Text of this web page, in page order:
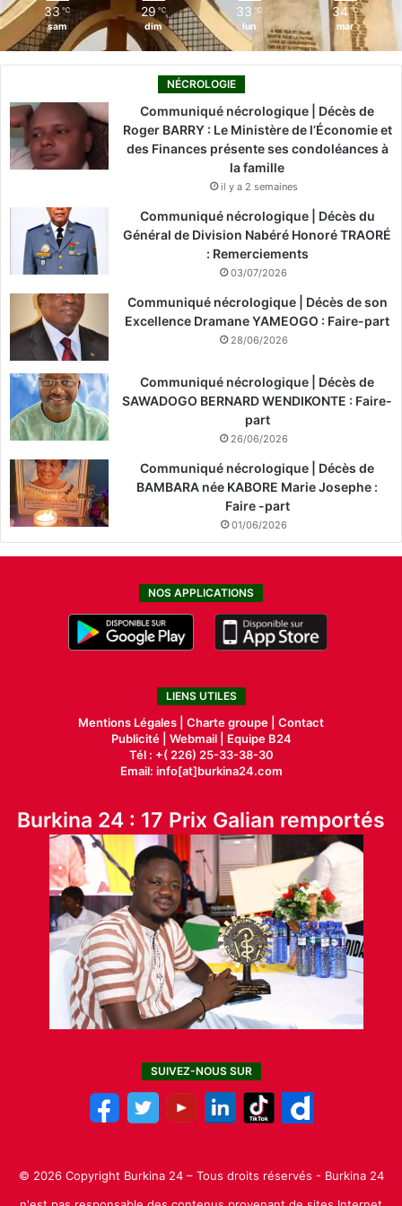
33 ℃
sam
29 ℃
dim
33 ℃
lun
34 ℃
mar
NÉCROLOGIE
Communiqué nécrologique | Décès de
Roger BARRY : Le Ministère de l’Économie et
des Finances présente ses condoléances à
la famille
il y a 2 semaines
Communiqué nécrologique | Décès du
Général de Division Nabéré Honoré TRAORÉ
: Remerciements
03/07/2026
Communiqué nécrologique | Décès de son
Excellence Dramane YAMEOGO : Faire-part
28/06/2026
Communiqué nécrologique | Décès de
SAWADOGO BERNARD WENDIKONTE : Faire-
part
26/06/2026
Communiqué nécrologique | Décès de
BAMBARA née KABORE Marie Josephe :
Faire -part
01/06/2026
NOS APPLICATIONS
LIENS UTILES
Mentions Légales | Charte groupe | Contact
Publicité| Webmail |
Equipe B24
Tél : +( 226) 25-33-38-30
Email: info[at]burkina24.com
Burkina 24 : 17 Prix Galian remportés
SUIVEZ-NOUS SUR
© 2026 Copyright Burkina 24 – Tous droits réservés - Burkina 24